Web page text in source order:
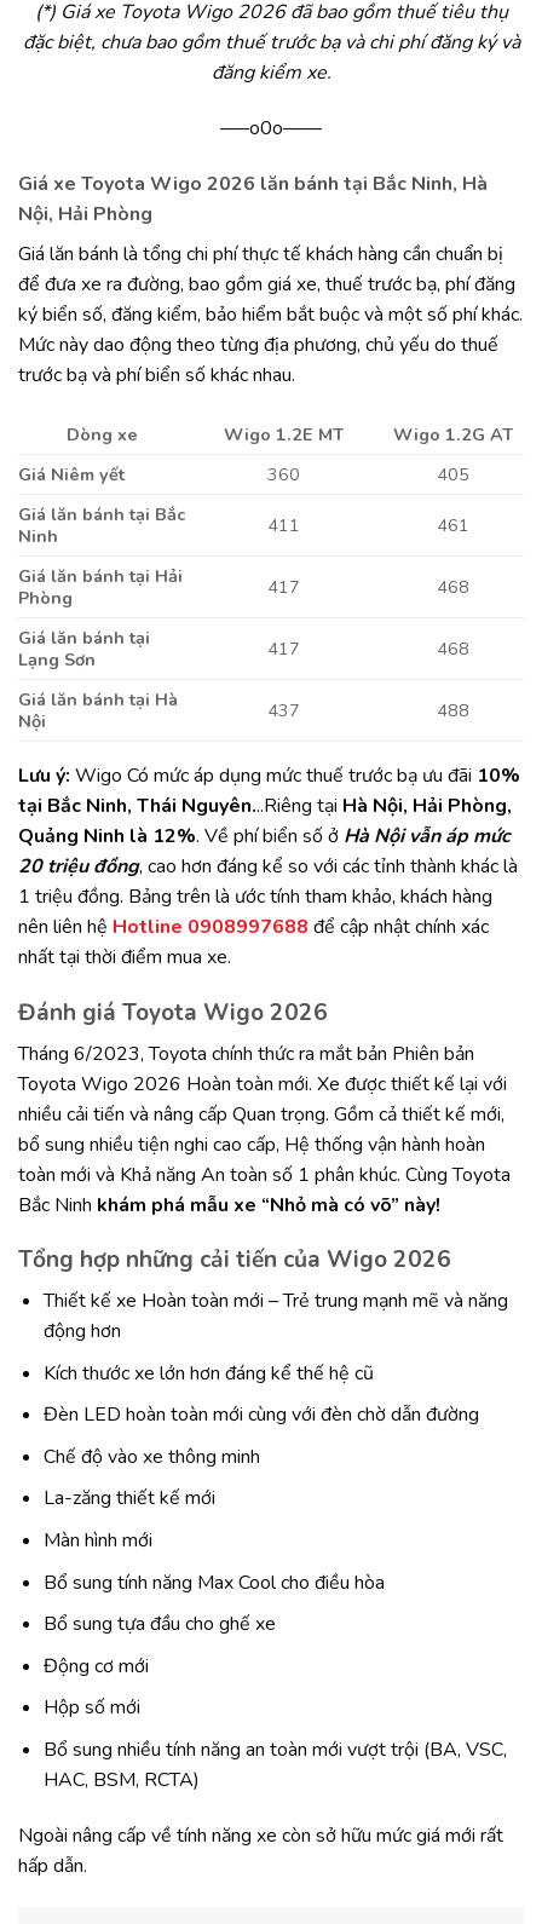
(*) Giá xe Toyota Wigo 2026 đã bao gồm thuếtiêu thụ
đặc biệt, chưa bao gồm thuếtrước bạvàchi phí đăng kývà
đăng kiểm xe.
—–o0o——
Giá xe Toyota Wigo 2026 lăn bánh tại Bắc Ninh, Hà
Nội, Hải Phòng
Giá lăn bánh là tổng chi phí thực tế khách hàng cần chuẩn bị
để đưa xe ra đường, bao gồm giá xe, thuế trước bạ, phí đăng
ký biển số, đăng kiểm, bảo hiểm bắt buộc và một số phí khác.
Mức này dao động theo từng địa phương, chủ yếu do thuế
trước bạ và phí biển số khác nhau.
Dòng xe Wigo 1.2E MT
Wigo 1.2G AT
Giá Niêm yết
360
405
Giá lăn bánh tại Bắc
Ninh
411 461
Giá lăn bánh tại Hải
Phòng
417 468
Giá lăn bánh tại
Lạng Sơn
417 468
Giá lăn bánh tại Hà
Nội
437 488
Lưu ý: Wigo Có mức áp dụng mức thuế trước bạ ưu đãi 10%
tại Bắc Ninh, Thái Nguyên...Riêng tại Hà Nội, Hải Phòng,
Quảng Ninh là 12%. Về phí biển số ở Hà Nội vẫn áp mức
20 triệu đồng, cao hơn đáng kể so với các tỉnh thành khác là
1 triệu đồng. Bảng trên là ước tính tham khảo, khách hàng
nên liên hệ Hotline 0908997688 để cập nhật chính xác
nhất tại thời điểm mua xe.
Đánh giá Toyota Wigo 2026
Tháng 6/2023, Toyota chính thức ra mắt bản Phiên bản
Toyota Wigo 2026 Hoàn toàn mới. Xe được thiết kế lại với
nhiều cải tiến và nâng cấp Quan trọng. Gồm cả thiết kế mới,
bổ sung nhiều tiện nghi cao cấp, Hệ thống vận hành hoàn
toàn mới và Khả năng An toàn số 1 phân khúc. Cùng Toyota
Bắc Ninh khám phá mẫu xe “Nhỏ mà có võ” này!
Tổng hợp những cải tiến của Wigo 2026
Thiết kế xe Hoàn toàn mới – Trẻ trung mạnh mẽ và năng
động hơn
Kích thước xe lớn hơn đáng kể thế hệ cũ
Đèn LED hoàn toàn mới cùng với đèn chờ dẫn đường
Chế độ vào xe thông minh
La-zăng thiết kế mới
Màn hình mới
Bổ sung tính năng Max Cool cho điều hòa
Bổ sung tựa đầu cho ghế xe
Động cơ mới
Hộp số mới
Bổ sung nhiều tính năng an toàn mới vượt trội (BA, VSC,
HAC, BSM, RCTA)
Ngoài nâng cấp về tính năng xe còn sở hữu mức giá mới rất
hấp dẫn.